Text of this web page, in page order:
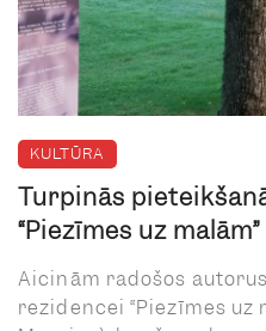
KULTŪRA
Turpinās
“Piezīmes uz
Aicinām radošos
rezidencei “Piezīmes uz